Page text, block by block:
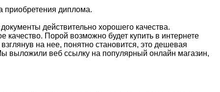
приобретения диплома.
действительно хорошего качества.
Порой возможно будет купить в интернете
на нее, понятно становится, это дешевая
выложили веб ссылку на популярный онлайн магазин,